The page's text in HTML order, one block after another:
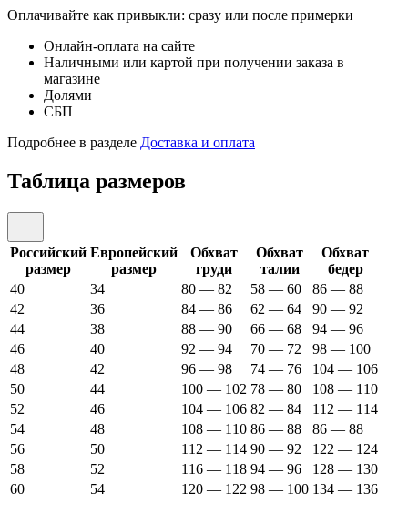
Оплачивайте как привыкли: сразу или после примерки
Онлайн-оплата на сайте
Наличными или картой при получении заказа в
магазине
Долями
СБП
Подробнее в разделе Доставка и оплата
Таблица размеров
Российский
размер
Европейский
размер
Обхват
груди
Обхват
талии
Обхват
бедер
40
34 80 — 82 58 — 60
86 — 88
42
36 84 — 86 62 — 64
90 — 92
44
38 88 — 90 66 — 68
94 — 96
46
40 92 — 94 70 — 72
98 — 100
48
42 96 — 98 74 — 76
104 — 106
50
44 100 — 102 78 — 80
108 — 110
52
46 104 — 106 82 — 84
112 — 114
54
48 108 — 110 86 — 88
86 — 88
56
50 112 — 114 90 — 92
122 — 124
58
52 116 — 118 94 — 96
128 — 130
60
54 120 — 122 98 — 100 134 — 136